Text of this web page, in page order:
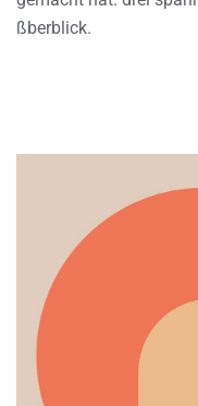
ßberblick.